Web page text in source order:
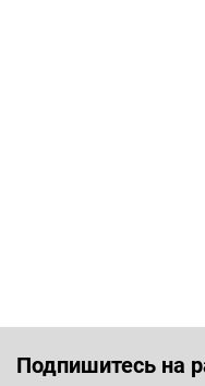
Подпишитесь на